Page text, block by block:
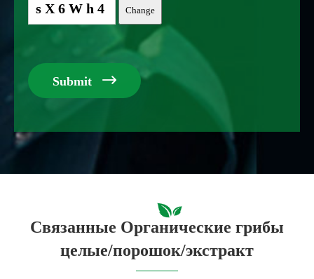
sX6Wh4 Change
Submit 
Связанные Органические грибы
целые/порошок/экстракт